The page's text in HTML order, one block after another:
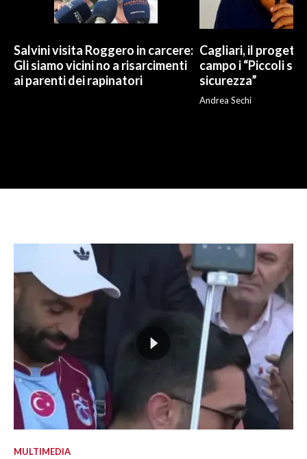
Salvini visita Roggero in carcere:
Gli siamo vicini no a risarcimenti
ai parenti dei rapinatori
Cagliari, il
campo i “Piccoli
sicurezza”
Andrea Sechi
MULTIMEDIA